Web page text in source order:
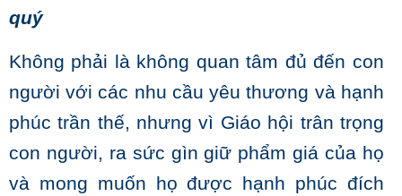
quý
Không phải là không quan tâm đủ đến con
người với các nhu cầu yêu thương và hạnh
phúc trần thế, nhưng vì Giáo hội trân trọng
con người, ra sức gìn giữ phẩm giá của họ
và mong muốn họ được hạnh phúc đích